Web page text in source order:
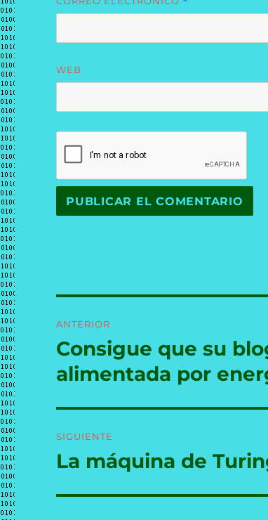
WEB
de
entradas
ANTERIOR
Entrada
anterior:
Consigue que su
alimentada por
SIGUIENTE
Entrada
La máquina de